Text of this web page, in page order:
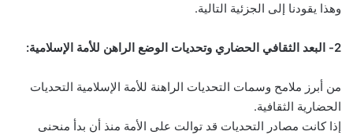
وهذا يقودنا إلى الجزئية التالية.
2- البعد الثقافي الحضاري وتحديات الوضع الراهن للأمة الإسلامية:
من أبرز ملامح وسمات التحديات الراهنة للأمة الإسلامية التحديات
الحضارية الثقافية.
إذا كانت مصادر التحديات قد توالت على الأمة منذ أن بدأ منحنى